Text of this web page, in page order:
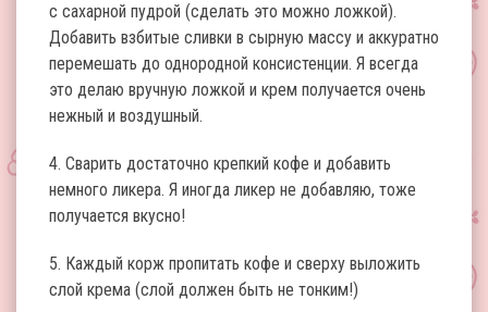
с сахарной пудрой (сделать это можно ложкой).
Добавить взбитые сливки в сырную массу и аккуратно
перемешать до однородной консистенции. Я всегда
это делаю вручную ложкой и крем получается очень
нежный и воздушный.
4. Сварить достаточно крепкий кофе и добавить
немного ликера. Я иногда ликер не добавляю, тоже
получается вкусно!
5. Каждый корж пропитать кофе и сверху выложить
слой крема (слой должен быть не тонким!)